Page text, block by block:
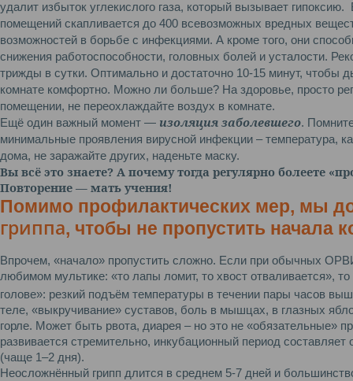
удалит избыток углекислого газа, который вызывает
помещений скапливается до 400 всевозможных вредных
возможностей в борьбе с инфекциями. А кроме того, они
снижения работоспособности, головных болей и усталости.
трижды в сутки. Оптимально и достаточно 10-15 минут, чтобы
комнате комфортно. Можно ли больше? На здоровье, просто
помещении, не переохлаждайте воздух в комнате.
Ещё один важный момент — изоляция заболевшего.
минимальные проявления вирусной инфекции – температура,
дома, не заражайте других, наденьте маску.
Вы всё это знаете? А почему тогда регулярно болеете
Повторение — мать учения!
Помимо профилактических мер, мы
гриппа, чтобы не пропустить начала
Впрочем, «начало» пропустить сложно. Если при обычных
любимом мультике: «то лапы ломит, то хвост отваливается»,
голове»: резкий подъём температуры в течении пары часов
теле, «выкручивание» суставов, боль в мышцах, в глазных
горле. Может быть рвота, диарея – но это не «обязательные»
развивается стремительно, инкубационный период составляет
(чаще 1–2 дня).
Неосложнённый грипп длится в среднем 5-7 дней и